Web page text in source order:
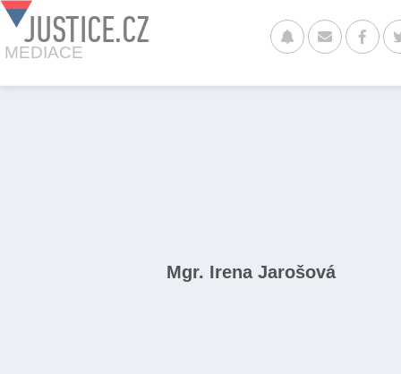
JUSTICE.CZ
MEDIACE
Mgr. Irena Jarošová